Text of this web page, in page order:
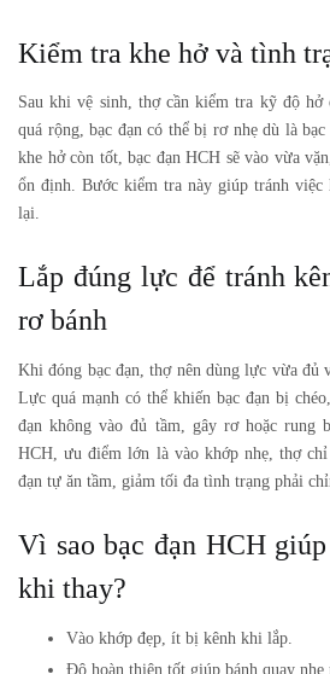
Kiểm tra khe hở và tình
Sau khi vệ sinh, thợ cần kiểm tra kỹ độ hở
quá rộng, bạc đạn có thể bị rơ nhẹ dù là
khe hở còn tốt, bạc đạn HCH sẽ vào vừa
ổn định. Bước kiểm tra này giúp tránh việc
lại.
Lắp đúng lực để tránh
rơ bánh
Khi đóng bạc đạn, thợ nên dùng lực vừa đủ
Lực quá mạnh có thể khiến bạc đạn bị
đạn không vào đủ tầm, gây rơ hoặc rung
HCH, ưu điểm lớn là vào khớp nhẹ, thợ chỉ
đạn tự ăn tầm, giảm tối đa tình trạng phải
Vì sao bạc đạn HCH
khi thay?
Vào khớp đẹp, ít bị kênh khi lắp.
Độ hoàn thiện tốt giúp bánh quay nhẹ